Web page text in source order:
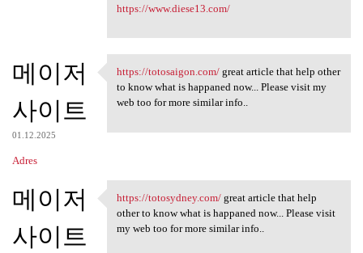
https://www.diese13.com/
메이저
사이트
01.12.2025
Adres
https://totosaigon.com/ great
https://totosaigon.com/great article that help other
to know what is happaned now... Please visit my
web too for more similar info..
메이저
사이트
https://totosydney.com/ great
https://totosydney.com/great article that help
other to know what is happaned now... Please visit
my web too for more similar info..